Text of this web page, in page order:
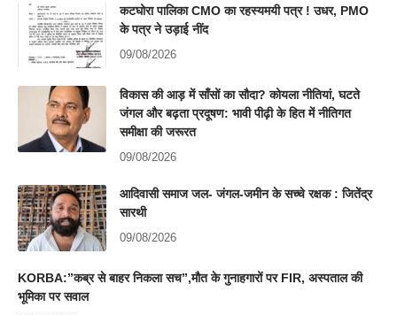
कटघोरा पालिका CMO का रहस्यमयी पत्र ! उधर, PMO
के पत्र ने उड़ाई नींद
09/08/2026
विकास की आड़ में साँसों का सौदा? कोयला नीतियां, घटते
जंगल और बढ़ता प्रदूषण: भावी पीढ़ी के हित में नीतिगत
समीक्षा की जरूरत
09/08/2026
आदिवासी समाज जल- जंगल-जमीन के सच्चे रक्षक : जितेंद्र
सारथी
09/08/2026
KORBA:”कब्र से बाहर निकला सच”,मौत के गुनाहगारों पर FIR, अस्पताल की
भूमिका पर सवाल